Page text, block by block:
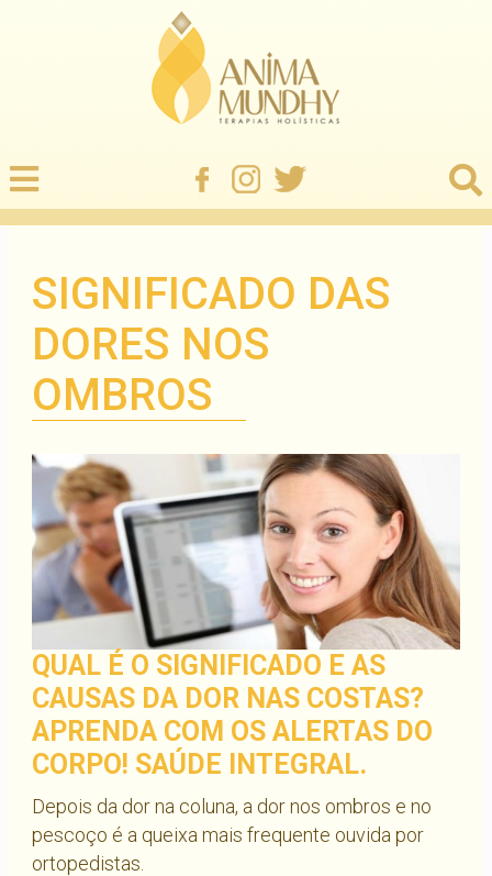
SIGNIFICADO DAS
DORES NOS
OMBROS
QUAL É O SIGNIFICADO E AS
CAUSAS DA DOR NAS COSTAS?
APRENDA COM OS ALERTAS DO
CORPO! SAÚDE INTEGRAL.
Depois da dor na coluna, a dor nos ombros e no
pescoço é a queixa mais frequente ouvida por
ortopedistas.